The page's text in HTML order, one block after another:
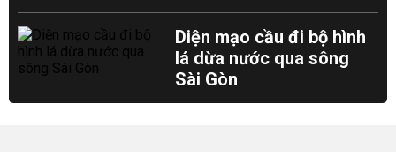
Diện mạo cầu đi bộ hình
lá dừa nước qua sông
Sài Gòn